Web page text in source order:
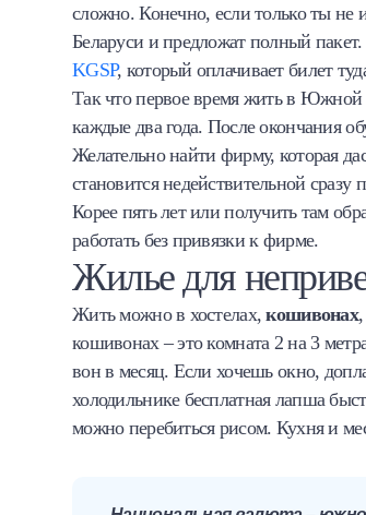
сложно. Конечно, если только ты не
Беларуси и предложат полный
KGSP, который оплачивает билет
Так что первое время жить в Южной
каждые два года. После окончания
Желательно найти фирму, которая
становится недействительной
Корее пять лет или получить там
работать без привязки к фирме.
Жилье для
Жить можно в хостелах,кошивонах,
кошивонах – это комната 2 на 3
вон в месяц. Если хочешь окно,
холодильнике бесплатная лапша
можно перебиться рисом. Кухня и